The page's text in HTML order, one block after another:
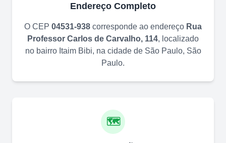
Endereço Completo
O CEP 04531-938 corresponde ao endereço Rua
Professor Carlos de Carvalho, 114, localizado
no bairro Itaim Bibi, na cidade de São Paulo, São
Paulo.
🗺️